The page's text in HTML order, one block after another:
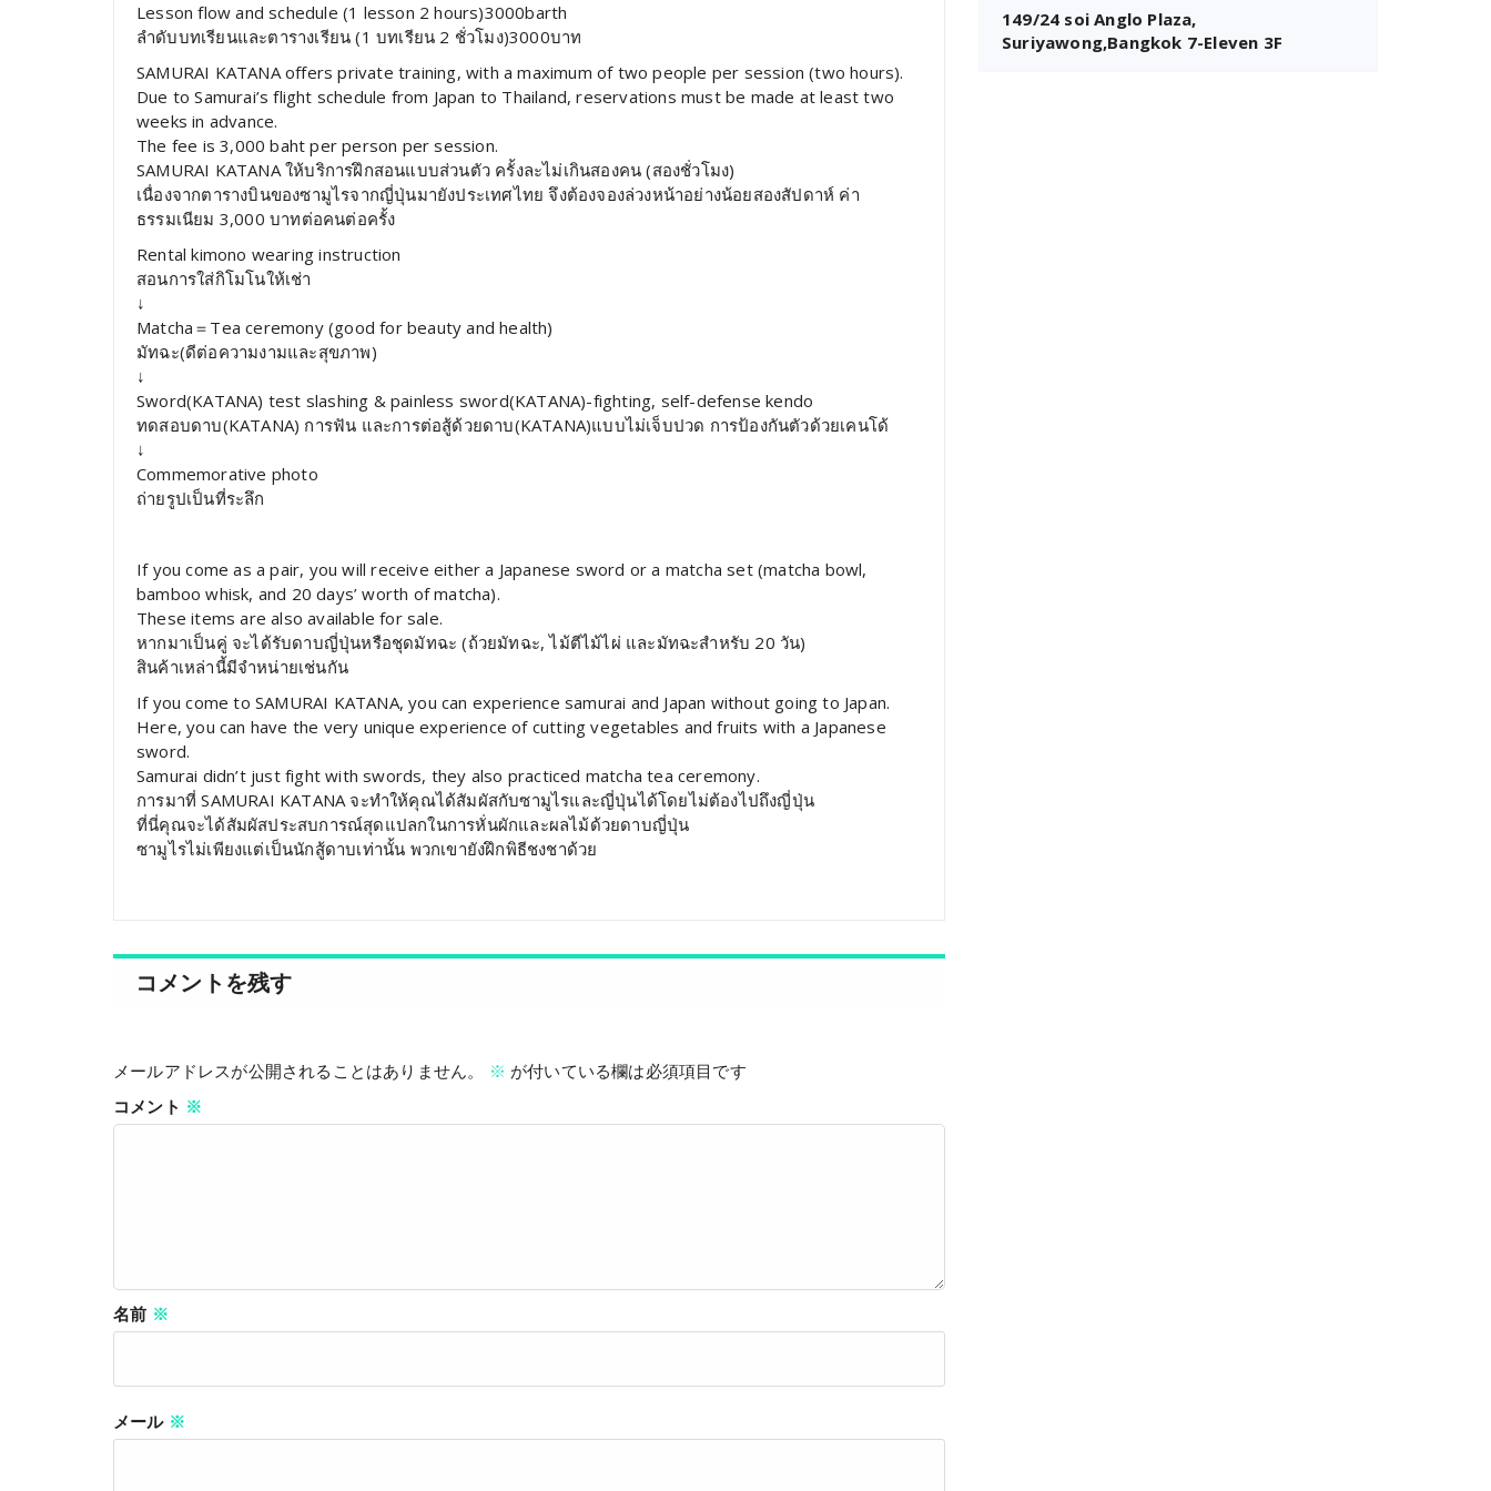
Lesson flow and schedule (1 lesson 2 hours)3000barth
ลำดับบทเรียนและตารางเรียน (1 บทเรียน 2 ชั่วโมง)3000บาท
SAMURAI KATANA offers private training, with a maximum of two people per session (two hours).
Due to Samurai’s flight schedule from Japan to Thailand, reservations must be made at least two
weeks in advance.
The fee is 3,000 baht per person per session.
SAMURAI KATANA ให้บริการฝึกสอนแบบส่วนตัว ครั้งละไม่เกินสองคน (สองชั่วโมง)
เนื่องจากตารางบินของซามูไรจากญี่ปุ่นมายังประเทศไทย จึงต้องจองล่วงหน้าอย่างน้อยสองสัปดาห์ ค่า
ธรรมเนียม 3,000 บาทต่อคนต่อครั้ง
Rental kimono wearing instruction
สอนการใส่กิโมโนให้เช่า
↓
Matcha＝Tea ceremony (good for beauty and health)
มัทฉะ(ดีต่อความงามและสุขภาพ)
↓
Sword(KATANA) test slashing & painless sword(KATANA)-fighting, self-defense kendo
ทดสอบดาบ(KATANA) การฟัน และการต่อสู้ด้วยดาบ(KATANA)แบบไม่เจ็บปวด การป้องกันตัวด้วยเคนโด้
↓
Commemorative photo
ถ่ายรูปเป็นที่ระลึก
If you come as a pair, you will receive either a Japanese sword or a matcha set (matcha bowl,
bamboo whisk, and 20 days’ worth of matcha).
These items are also available for sale.
หากมาเป็นคู่ จะได้รับดาบญี่ปุ่นหรือชุดมัทฉะ (ถ้วยมัทฉะ, ไม้ตีไม้ไผ่ และมัทฉะสำหรับ 20 วัน)
สินค้าเหล่านี้มีจำหน่ายเช่นกัน
If you come to SAMURAI KATANA, you can experience samurai and Japan without going to Japan.
Here, you can have the very unique experience of cutting vegetables and fruits with a Japanese
sword.
Samurai didn’t just fight with swords, they also practiced matcha tea ceremony.
การมาที่ SAMURAI KATANA จะทำให้คุณได้สัมผัสกับซามูไรและญี่ปุ่นได้โดยไม่ต้องไปถึงญี่ปุ่น
ที่นี่คุณจะได้สัมผัสประสบการณ์สุดแปลกในการหั่นผักและผลไม้ด้วยดาบญี่ปุ่น
ซามูไรไม่เพียงแต่เป็นนักสู้ดาบเท่านั้น พวกเขายังฝึกพิธีชงชาด้วย
コメントを残す
メールアドレスが公開されることはありません。 ※ が付いている欄は必須項目です
コメント ※
名前 ※
メール ※
149/24 soi Anglo Plaza,
Suriyawong,Bangkok 7-Eleven 3F